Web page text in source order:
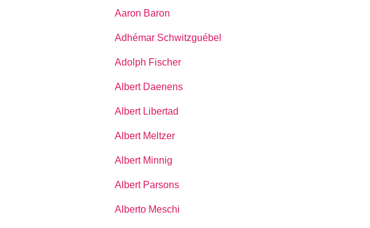
Aaron Baron
Adhémar Schwitzguébel
Adolph Fischer
Albert Daenens
Albert Libertad
Albert Meltzer
Albert Minnig
Albert Parsons
Alberto Meschi